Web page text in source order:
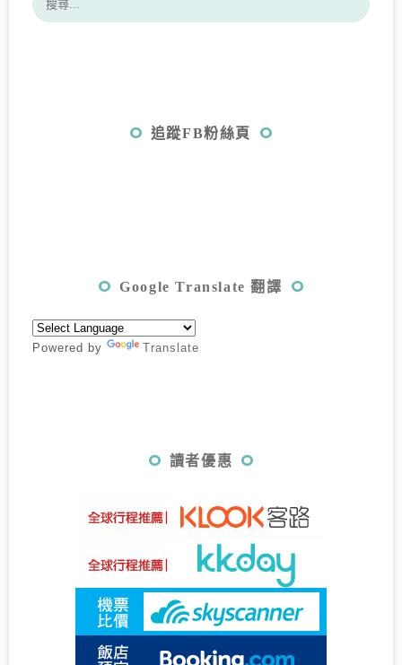
追蹤FB粉絲頁
Google Translate 翻譯
Powered by Translate
讀者優惠